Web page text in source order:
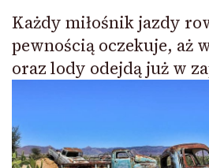
Każdy miłośnik jazdy
pewnością oczekuje, aż
oraz lody odejdą już w